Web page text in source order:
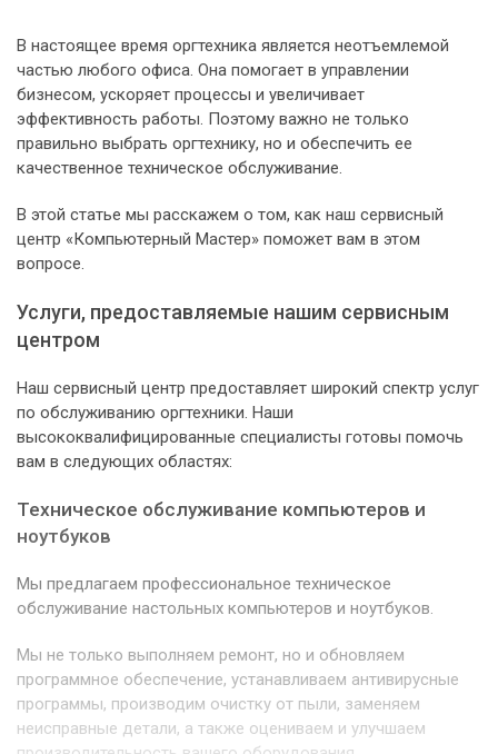
В настоящее время оргтехника является неотъемлемой
частью любого офиса. Она помогает в управлении
бизнесом, ускоряет процессы и увеличивает
эффективность работы. Поэтому важно не только
правильно выбрать оргтехнику, но и обеспечить ее
качественное техническое обслуживание.
В этой статье мы расскажем о том, как наш сервисный
центр «Компьютерный Мастер» поможет вам в этом
вопросе.
Услуги, предоставляемые нашим сервисным
центром
Наш сервисный центр предоставляет широкий спектр услуг
по обслуживанию оргтехники. Наши
высококвалифицированные специалисты готовы помочь
вам в следующих областях:
Техническое обслуживание компьютеров и
ноутбуков
Мы предлагаем профессиональное техническое
обслуживание настольных компьютеров и ноутбуков.
Мы не только выполняем ремонт, но и обновляем
программное обеспечение, устанавливаем антивирусные
программы, производим очистку от пыли, заменяем
неисправные детали, а также оцениваем и улучшаем